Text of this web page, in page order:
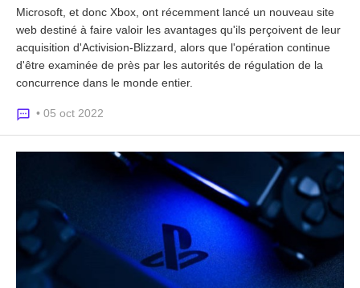
Microsoft, et donc Xbox, ont récemment lancé un nouveau site
web destiné à faire valoir les avantages qu'ils perçoivent de leur
acquisition d'Activision-Blizzard, alors que l'opération continue
d'être examinée de près par les autorités de régulation de la
concurrence dans le monde entier.
• 05 oct 2022